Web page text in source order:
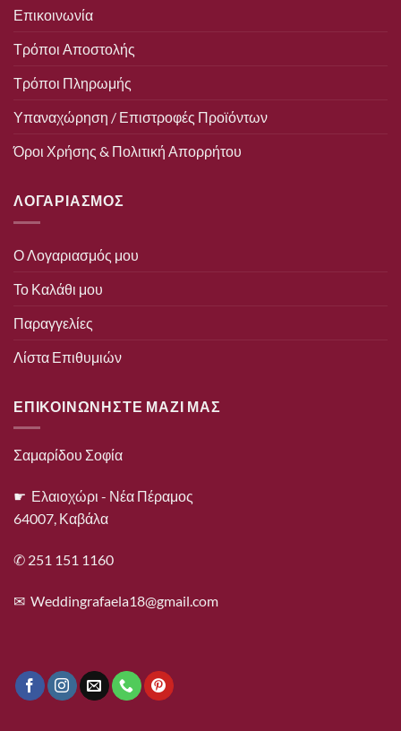
Επικοινωνία
Τρόποι Αποστολής
Τρόποι Πληρωμής
Υπαναχώρηση / Επιστροφές Προϊόντων
Όροι Χρήσης & Πολιτική Απορρήτου
ΛΟΓΑΡΙΑΣΜΟΣ
Ο Λογαριασμός μου
Το Καλάθι μου
Παραγγελίες
Λίστα Επιθυμιών
ΕΠΙΚΟΙΝΩΝΗΣΤΕ ΜΑΖΙ ΜΑΣ
Σαμαρίδου Σοφία
☛ Ελαιοχώρι - Νέα Πέραμος
64007, Καβάλα
✆ 251 151 1160
✉ Weddingrafaela18@gmail.com